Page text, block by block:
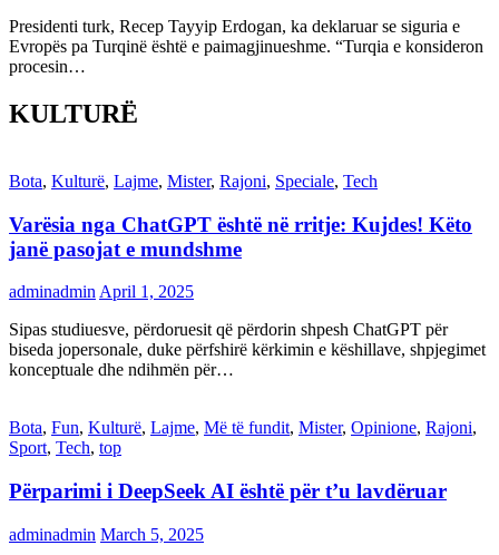
Presidenti turk, Recep Tayyip Erdogan, ka deklaruar se siguria e
Evropës pa Turqinë është e paimagjinueshme. “Turqia e konsideron
procesin…
KULTURË
Bota, Kulturë, Lajme, Mister, Rajoni, Speciale, Tech
Varësia nga ChatGPT është në rritje: Kujdes! Këto
janë pasojat e mundshme
adminadmin April 1, 2025
Sipas studiuesve, përdoruesit që përdorin shpesh ChatGPT për
biseda jopersonale, duke përfshirë kërkimin e këshillave, shpjegimet
konceptuale dhe ndihmën për…
Bota, Fun, Kulturë, Lajme, Më të fundit, Mister, Opinione, Rajoni,
Sport, Tech, top
Përparimi i DeepSeek AI është për t’u lavdëruar
adminadmin March 5, 2025